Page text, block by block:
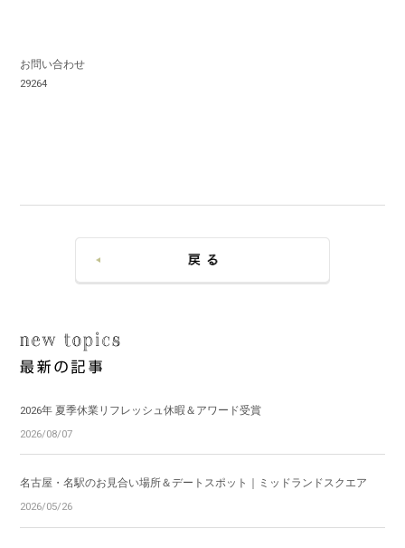
お問い合わせ
29264
2026年 夏季休業リフレッシュ休暇＆アワード受賞
2026/08/07
名古屋・名駅のお見合い場所＆デートスポット｜ミッドランドスクエア
2026/05/26